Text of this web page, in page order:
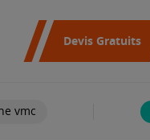
Devis Gratuits
vmc